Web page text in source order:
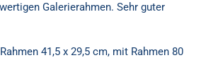
Galerierahmen. Sehr guter
41,5 x 29,5 cm, mit Rahmen 80